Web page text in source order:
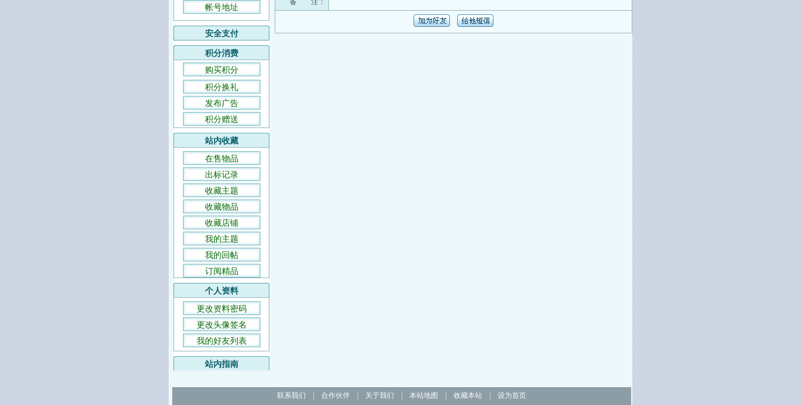
帐号地址
安全支付
积分消费
购买积分
积分换礼
发布广告
积分赠送
站内收藏
在售物品
出标记录
收藏主题
收藏物品
收藏店铺
我的主题
我的回帖
订阅精品
个人资料
更改资料密码
更改头像签名
我的好友列表
站内指南
备 注：
联系我们 合作伙伴 关于我们 本站地图 收藏本站 设为首页